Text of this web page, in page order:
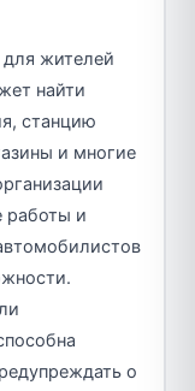
жителей
найти
станцию
и многие
работы и
о